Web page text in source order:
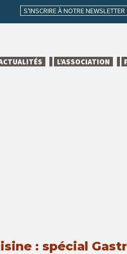
S'INSCRIRE À NOTRE NEWSLETTER
L’ASSOCIATION
: spécial